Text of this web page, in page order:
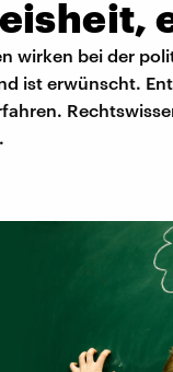
wirken bei der
ist erwünscht.